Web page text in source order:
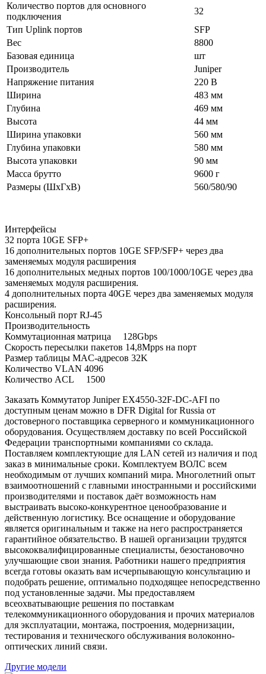
Количество портов для основного
подключения
32
Тип Uplink портов
SFP
Вес
8800
Базовая единица
шт
Производитель
Juniper
Напряжение питания
220 В
Ширина
483 мм
Глубина
469 мм
Высота
44 мм
Ширина упаковки
560 мм
Глубина упаковки
580 мм
Высота упаковки
90 мм
Масса брутто
9600 г
Размеры (ШхГхВ)
560/580/90
Интерфейсы
32 порта 10GE SFP+
16 дополнительных портов 10GE SFP/SFP+ через два
заменяемых модуля расширения
16 дополнительных медных портов 100/1000/10GE через два
заменяемых модуля расширения.
4 дополнительных порта 40GE через два заменяемых модуля
расширения.
Консольный порт RJ-45
Производительность
Коммутационная матрица 128Gbps
Скорость пересылки пакетов 14,8Mpps на порт
Размер таблицы MAC-адресов 32K
Количество VLAN 4096
Количество ACL 1500
Заказать Коммутатор Juniper EX4550-32F-DC-AFI по
доступным ценам можно в DFR Digital for Russia от
достоверного поставщика серверного и коммуникационного
оборудования. Осуществляем доставку по всей Российской
Федерации транспортными компаниями со склада.
Поставляем комплектующие для LAN сетей из наличия и под
заказ в минимальные сроки. Комплектуем ВОЛС всем
необходимым от лучших компаний мира. Многолетний опыт
взаимоотношений с главными иностранными и российскими
производителями и поставок даёт возможность нам
выстраивать высоко-конкурентное ценообразование и
действенную логистику. Все оснащение и оборудование
является оригинальным и также на него распространяется
гарантийное обязательство. В нашей организации трудятся
высококвалифицированные специалисты, безостановочно
улучшающие свои знания. Работники нашего предприятия
всегда готовы оказать вам исчерпывающую консультацию и
подобрать решение, оптимально подходящее непосредственно
под установленные задачи. Мы предоставляем
всеохватывающие решения по поставкам
телекоммуникационного оборудования и прочих материалов
для эксплуатации, монтажа, построения, модернизации,
тестирования и технического обслуживания волоконно-
оптических линий связи.
Другие модели